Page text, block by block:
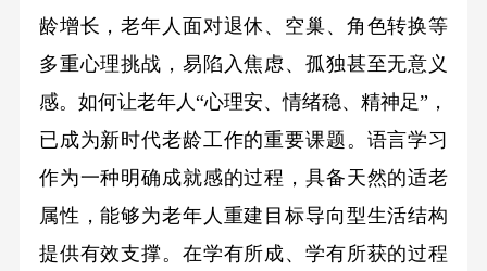
龄增长，老年人面对退休、空巢、角色转换等
多重心理挑战，易陷入焦虑、孤独甚至无意义
感。如何让老年人“心理安、情绪稳、精神足”，
已成为新时代老龄工作的重要课题。语言学习
作为一种明确成就感的过程，具备天然的适老
属性，能够为老年人重建目标导向型生活结构
提供有效支撑。在学有所成、学有所获的过程